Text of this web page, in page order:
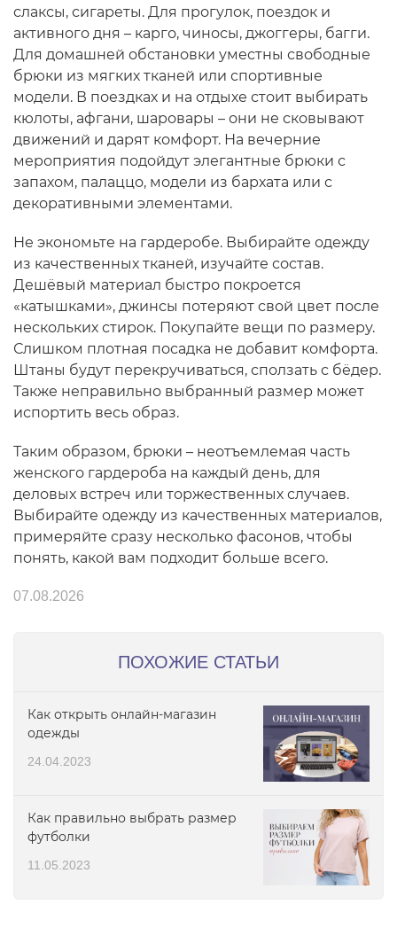
слаксы, сигареты. Для прогулок, поездок и
активного дня – карго, чиносы, джоггеры, багги.
Для домашней обстановки уместны свободные
брюки из мягких тканей или спортивные
модели. В поездках и на отдыхе стоит выбирать
кюлоты, афгани, шаровары – они не сковывают
движений и дарят комфорт. На вечерние
мероприятия подойдут элегантные брюки с
запахом, палаццо, модели из бархата или с
декоративными элементами.
Не экономьте на гардеробе. Выбирайте одежду
из качественных тканей, изучайте состав.
Дешёвый материал быстро покроется
«катышками», джинсы потеряют свой цвет после
нескольких стирок. Покупайте вещи по размеру.
Слишком плотная посадка не добавит комфорта.
Штаны будут перекручиваться, сползать с бёдер.
Также неправильно выбранный размер может
испортить весь образ.
Таким образом, брюки – неотъемлемая часть
женского гардероба на каждый день, для
деловых встреч или торжественных случаев.
Выбирайте одежду из качественных материалов,
примеряйте сразу несколько фасонов, чтобы
понять, какой вам подходит больше всего.
07.08.2026
ПОХОЖИЕ СТАТЬИ
Как открыть онлайн-магазин
одежды
24.04.2023
Как правильно выбрать размер
футболки
11.05.2023